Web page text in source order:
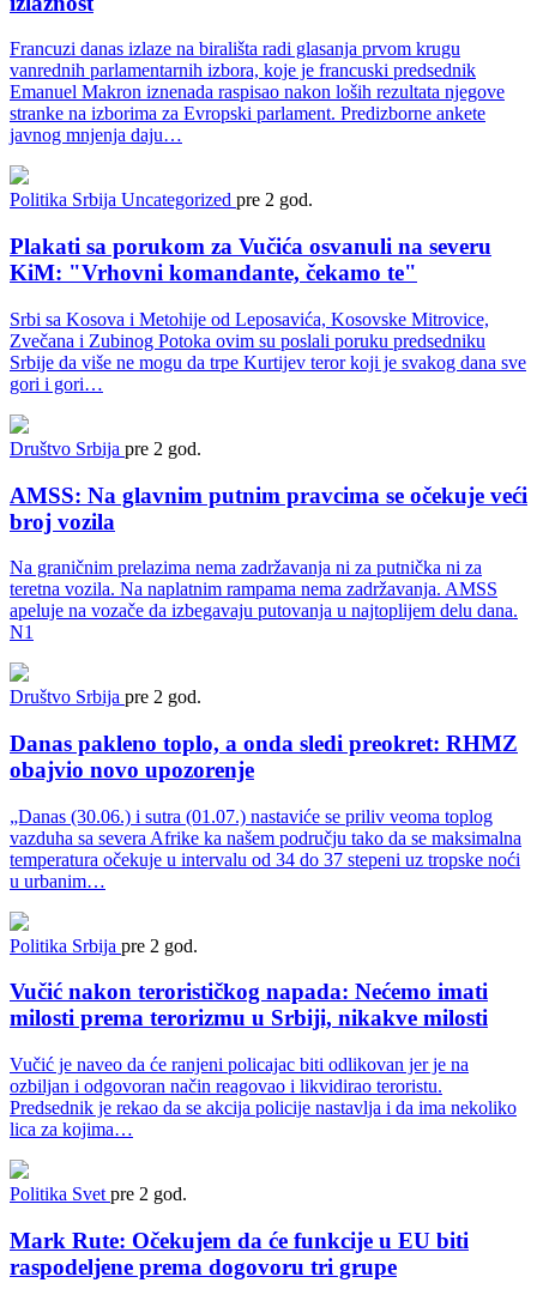
Francuzi danas izlaze na birališta radi glasanja prvom krugu
vanrednih parlamentarnih izbora, koje je francuski predsednik
Emanuel Makron iznenada raspisao nakon loših rezultata njegove
stranke na izborima za Evropski parlament. Predizborne ankete
javnog mnjenja daju…
Politika Srbija Uncategorized pre 2 god.
Plakati sa porukom za Vučića osvanuli na severu
KiM: "Vrhovni komandante, čekamo te"
Srbi sa Kosova i Metohije od Leposavića, Kosovske Mitrovice,
Zvečana i Zubinog Potoka ovim su poslali poruku predsedniku
Srbije da više ne mogu da trpe Kurtijev teror koji je svakog dana sve
gori i gori…
Društvo Srbija pre 2 god.
AMSS: Na glavnim putnim pravcima se očekuje veći
broj vozila
Na graničnim prelazima nema zadržavanja ni za putnička ni za
teretna vozila. Na naplatnim rampama nema zadržavanja. AMSS
apeluje na vozače da izbegavaju putovanja u najtoplijem delu dana.
N1
Društvo Srbija pre 2 god.
Danas pakleno toplo, a onda sledi preokret: RHMZ
obajvio novo upozorenje
„Danas (30.06.) i sutra (01.07.) nastaviće se priliv veoma toplog
vazduha sa severa Afrike ka našem području tako da se maksimalna
temperatura očekuje u intervalu od 34 do 37 stepeni uz tropske noći
u urbanim…
Politika Srbija pre 2 god.
Vučić nakon terorističkog napada: Nećemo imati
milosti prema terorizmu u Srbiji, nikakve milosti
Vučić je naveo da će ranjeni policajac biti odlikovan jer je na
ozbiljan i odgovoran način reagovao i likvidirao teroristu.
Predsednik je rekao da se akcija policije nastavlja i da ima nekoliko
lica za kojima…
Politika Svet pre 2 god.
Mark Rute: Očekujem da će funkcije u EU biti
raspodeljene prema dogovoru tri grupe